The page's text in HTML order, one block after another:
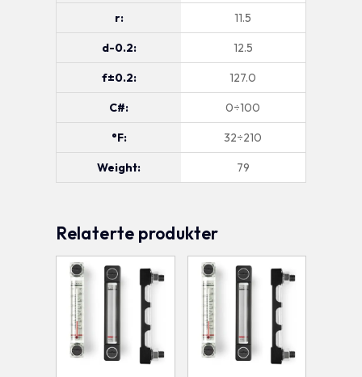
r: 11.5
d-0.2: 12.5
f±0.2: 127.0
C#: 0÷100
°F: 32÷210
Weight: 79
Relaterte produkter